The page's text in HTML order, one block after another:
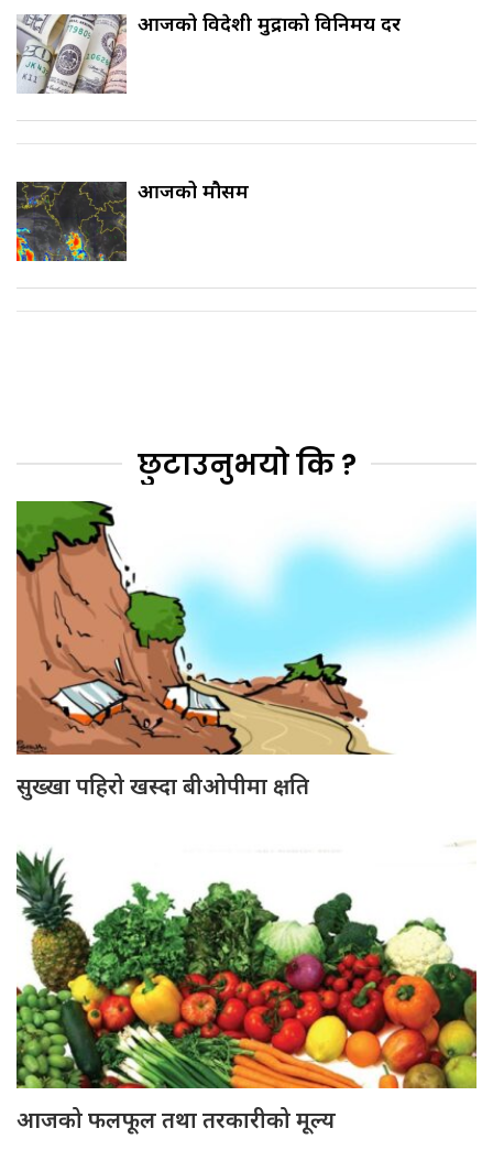
आजको विदेशी मुद्राको विनिमय दर
आजको मौसम
छुटाउनुभयो कि ?
सुख्खा पहिरो खस्दा बीओपीमा क्षति
आजको फलफूल तथा तरकारीको मूल्य